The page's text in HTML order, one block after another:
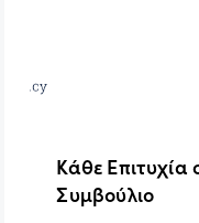
Κάθε Επιτυχία
Συμβούλιο